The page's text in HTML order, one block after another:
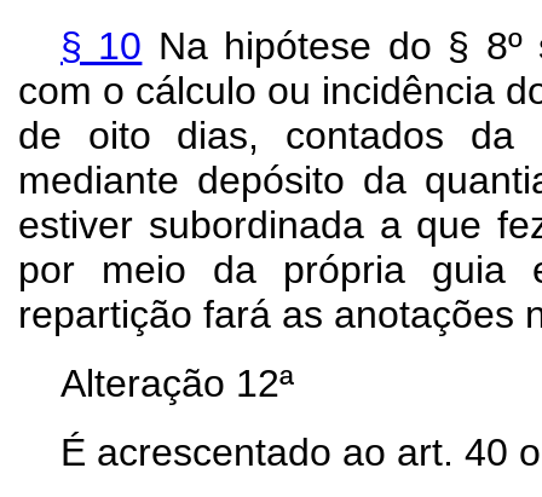
§ 10 Na hipótese do §
com o cálculo ou incidência
de oito dias, contados da
mediante depósito da
estiver subordinada a que
por meio da própria guia
repartição fará as anotações
Alteração 12ª
É acrescentado ao art. 40 o